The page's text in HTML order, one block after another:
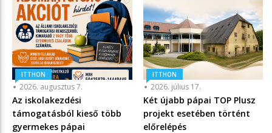
ITTHON
2026. augusztus 7.
Az iskolakezdési
támogatásból kieső több
gyermekes pápai
ITTHON
2026. július 17.
Két újabb pápai TOP Plusz
projekt esetében történt
előrelépés